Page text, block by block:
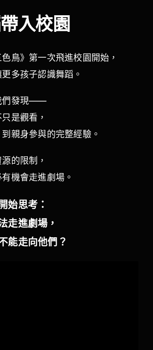
入校園
鳥》第一次飛進校園開始，
多孩子認識舞蹈。
們發現——
是觀看，
親身參與的完整經驗。
的限制，
機會走進劇場。
始思考：
走進劇場，
能走向他們？